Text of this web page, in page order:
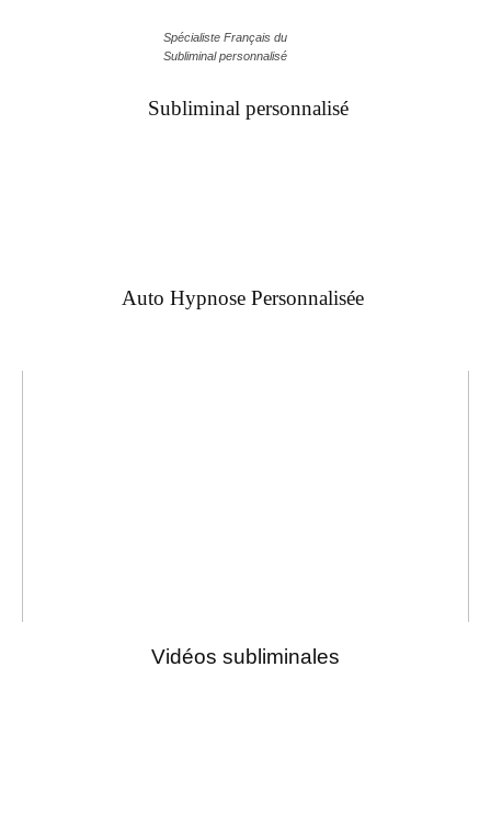
Spécialiste Français du
Subliminal personnalisé
Subliminal personnalisé
Auto Hypnose Personnalisée
Vidéos subliminales